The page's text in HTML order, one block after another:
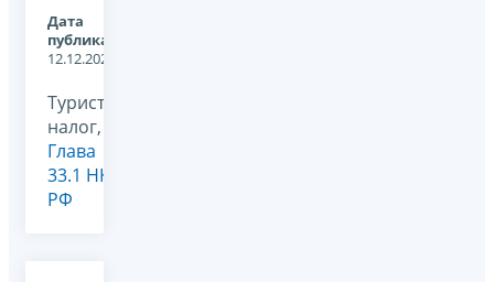
Дата
публикации:
12.12.2025
Туристический
налог,
Глава
33.1 НК
РФ